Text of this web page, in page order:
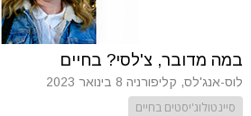
במה מדובר, צ'לסי? בחיים
לוס-אנג'לס, קליפורניה 8 בינואר 2023
סיינטולוג'יסטים בחיים